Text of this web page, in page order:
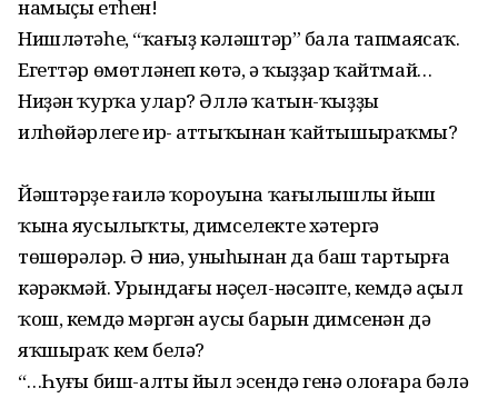
намыҫы етһен!
Нишләтәһең, “ҡағыҙ кәләштәр” бала тапмаясаҡ.
Егеттәр өмөтләнеп көтә, ә ҡыҙҙар ҡайтмай…
Ниҙән ҡурҡа улар? Әллә ҡатын-ҡыҙҙың
илһөйәрлеге ир- аттыҡынан ҡайтышыраҡмы?
Йәштәрҙең ғаилә ҡороуына ҡағы­лышлы йыш
ҡына яусылыҡты, димселекте хәтергә
төшөрәләр. Ә ниңә, уны­һынан да баш тартырға
кәрәкмәй. Урындағы нәҫел-нәсәпте, кемдә аҫыл
ҡош, кемдә мәргән аусы барын димсенән дә
яҡшыраҡ кем белә?
“…Һуңғы биш-алты йыл эсендә генә олоғара бәлә